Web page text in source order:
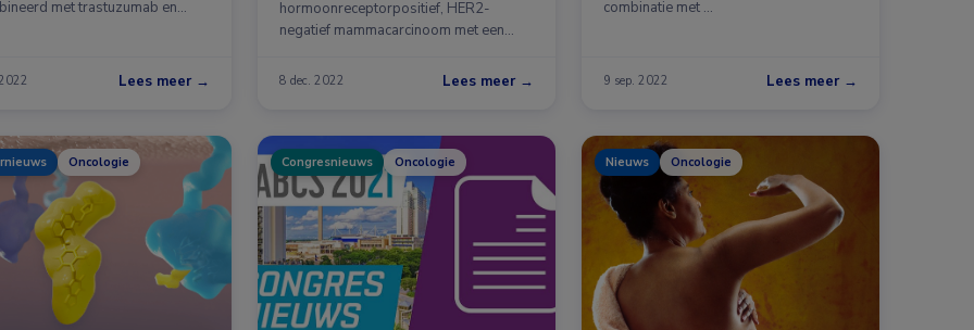
met trastuzumab en
Lees meer →
hormoonreceptorpositief, HER2-
negatief mammacarcinoom met een
8 dec. 2022 Lees meer →
combinatie met …
9 sep. 2022 Lees meer →
Oncologie Congresnieuws Oncologie Nieuws Oncologie